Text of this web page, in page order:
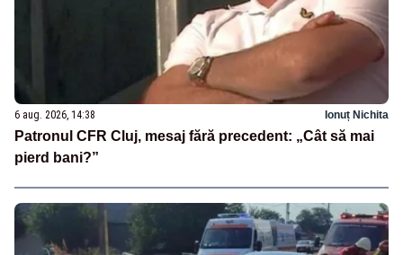
6 aug. 2026, 14:38 Ionuț Nichita
Patronul CFR Cluj, mesaj fără precedent: „Cât să mai
pierd bani?”